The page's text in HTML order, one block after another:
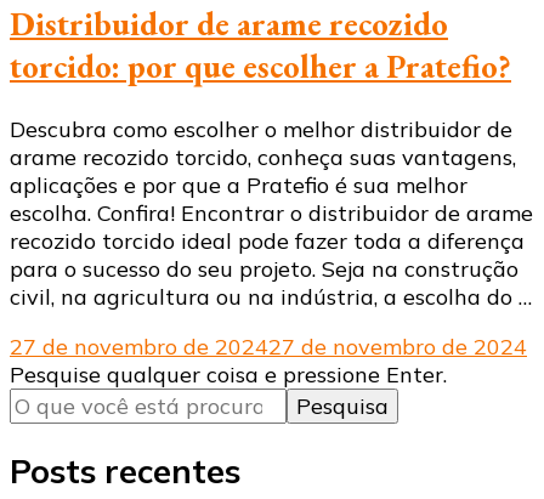
Distribuidor de arame recozido
torcido: por que escolher a Pratefio?
Descubra como escolher o melhor distribuidor de
arame recozido torcido, conheça suas vantagens,
aplicações e por que a Pratefio é sua melhor
escolha. Confira! Encontrar o distribuidor de arame
recozido torcido ideal pode fazer toda a diferença
para o sucesso do seu projeto. Seja na construção
civil, na agricultura ou na indústria, a escolha do …
27 de novembro de 202427 de novembro de 2024
Procurando
algo?
Pesquise qualquer coisa e pressione Enter.
Posts recentes